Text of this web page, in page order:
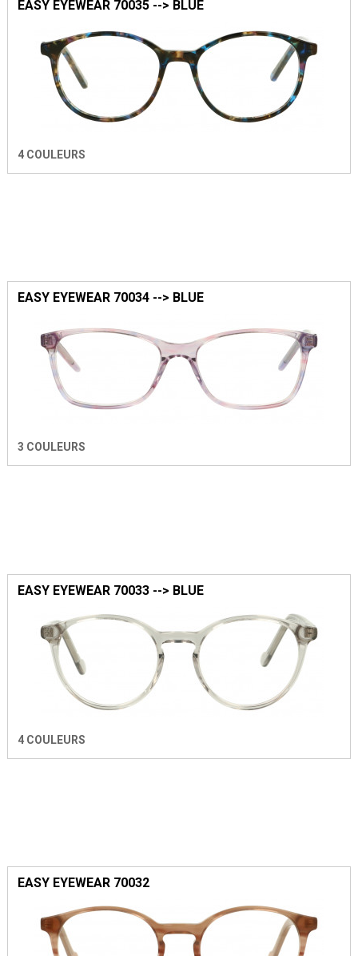
EASY EYEWEAR 70035 --> BLUE
4 COULEURS
EASY EYEWEAR 70034 --> BLUE
3 COULEURS
EASY EYEWEAR 70033 --> BLUE
4 COULEURS
EASY EYEWEAR 70032